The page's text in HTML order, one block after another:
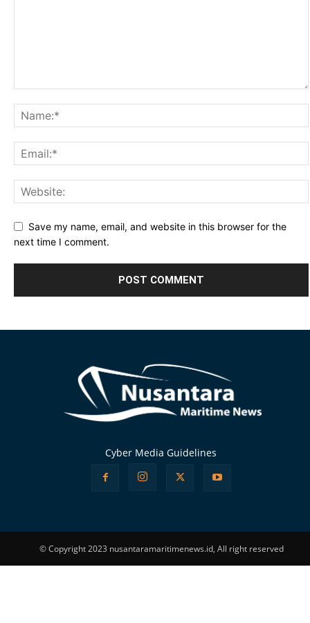
Save my name, email, and website in this browser for the
next time I comment.
Cyber Media Guidelines
© Copyright 2023 nusantaramaritimenews.id, All right reserved